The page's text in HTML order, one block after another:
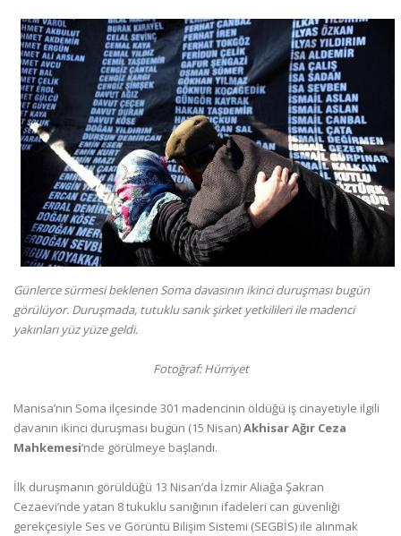
Günlerce sürmesi beklenen Soma davasının ikinci duruşması bugün
görülüyor. Duruşmada, tutuklu sanık şirket yetkilileri ile madenci
yakınları yüz yüze geldi.
Fotoğraf: Hürriyet
Manisa’nın Soma ilçesinde 301 madencinin öldüğü iş cinayetiyle ilgili
davanın ikinci duruşması bugün (15 Nisan)Akhisar Ağır Ceza
Mahkemesi’nde görülmeye başlandı.
İlk duruşmanın görüldüğü 13 Nisan’da İzmir Aliağa Şakran
Cezaevi’nde yatan 8 tukuklu sanığının ifadeleri can güvenliği
gerekçesiyle Ses ve Görüntü Bilişim Sistemi (SEGBİS) ile alınmak